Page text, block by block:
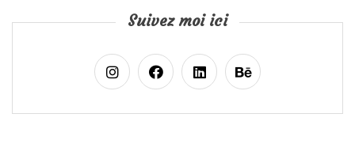
Suivez moi ici